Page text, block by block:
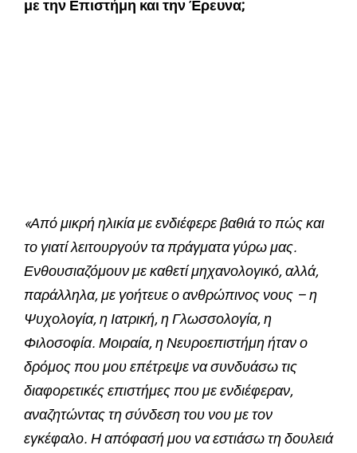
με την Επιστήμη και την Έρευνα;
«Από μικρή ηλικία με ενδιέφερε βαθιά το πώς και
το γιατί λειτουργούν τα πράγματα γύρω μας.
Ενθουσιαζόμουν με καθετί μηχανολογικό, αλλά,
παράλληλα, με γοήτευε ο ανθρώπινος νους – η
Ψυχολογία, η Ιατρική, η Γλωσσολογία, η
Φιλοσοφία. Μοιραία, η Νευροεπιστήμη ήταν ο
δρόμος που μου επέτρεψε να συνδυάσω τις
διαφορετικές επιστήμες που με ενδιέφεραν,
αναζητώντας τη σύνδεση του νου με τον
εγκέφαλο. Η απόφασή μου να εστιάσω τη δουλειά